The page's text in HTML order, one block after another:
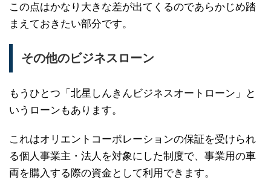
この点はかなり大きな差が出てくるのであらかじめ踏
まえておきたい部分です。
その他のビジネスローン
もうひとつ「北星しんきんビジネスオートローン」と
いうローンもあります。
これはオリエントコーポレーションの保証を受けられ
る個人事業主・法人を対象にした制度で、事業用の車
両を購入する際の資金として利用できます。